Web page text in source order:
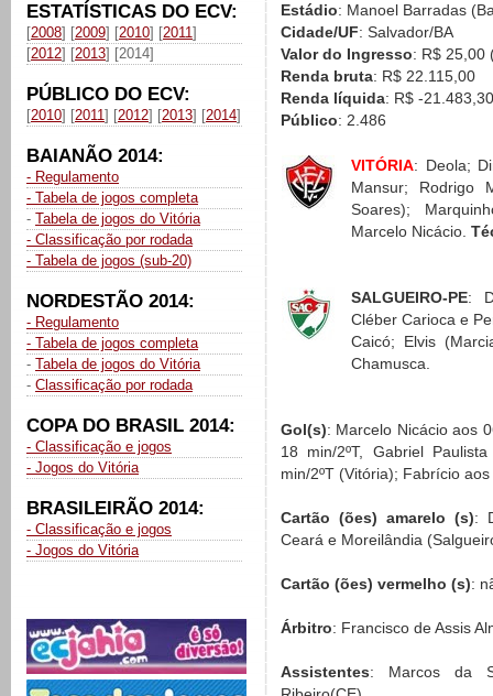
ESTATÍSTICAS DO ECV:
[2008] [2009] [2010] [2011]
[2012] [2013] [2014]
PÚBLICO DO ECV:
[2010] [2011] [2012] [2013] [2014]
BAIANÃO 2014:
- Regulamento
- Tabela de jogos completa
- Tabela de jogos do Vitória
- Classificação por rodada
- Tabela de jogos (sub-20)
NORDESTÃO 2014:
- Regulamento
- Tabela de jogos completa
- Tabela de jogos do Vitória
- Classificação por rodada
COPA DO BRASIL 2014:
- Classificação e jogos
- Jogos do Vitória
BRASILEIRÃO 2014:
- Classificação e jogos
- Jogos do Vitória
Estádio: Manoel Barradas
Cidade/UF: Salvador/BA
Valor do Ingresso: R$ 25,00
Renda bruta: R$ 22.115,00
Renda líquida: R$ -21.483,30
Público: 2.486
VITÓRIA: Deola;
Mansur; Rodrigo
Soares);
Marcelo Nicácio.
SALGUEIRO-PE:
Cléber Carioca e
Caicó; Elvis
Chamusca.
Gol(s): Marcelo Nicácio aos
18 min/2ºT, Gabriel
min/2ºT (Vitória); Fabrício
Cartão (ões) amarelo (s):
Ceará e Moreilândia
Cartão (ões) vermelho (s):
Árbitro: Francisco de Assis
Assistentes: Marcos da